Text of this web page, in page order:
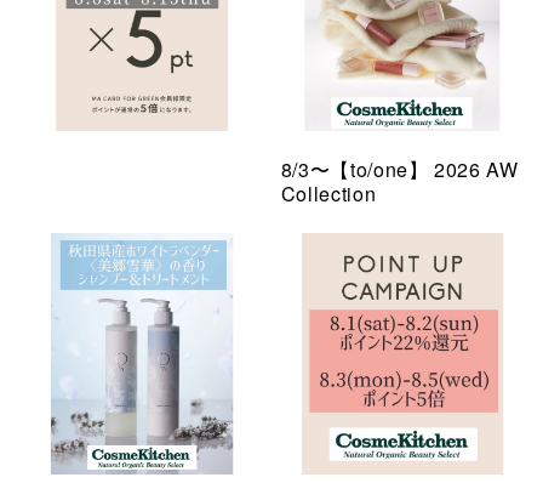
8/3〜【to/one】 2026 AW
Collection